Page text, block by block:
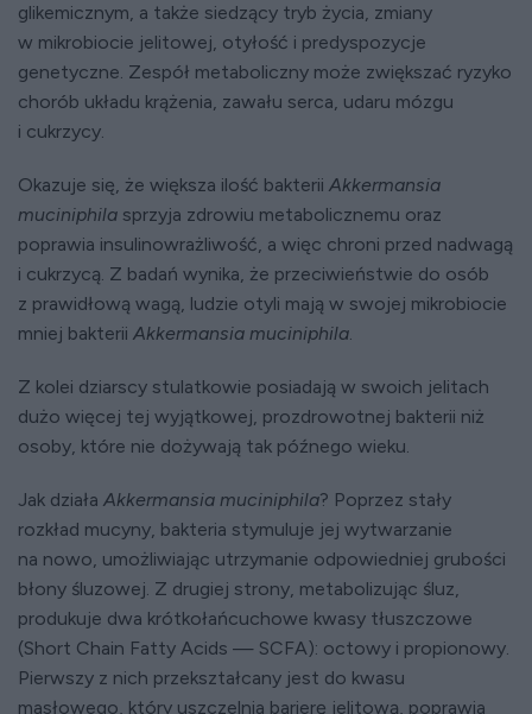
glikemicznym, a także siedzący tryb życia, zmiany
w mikrobiocie jelitowej, otyłość i predyspozycje
genetyczne. Zespół metaboliczny może zwiększać ryzyko
chorób układu krążenia, zawału serca, udaru mózgu
i cukrzycy.
Okazuje się, że większa ilość bakterii Akkermansia
muciniphila sprzyja zdrowiu metabolicznemu oraz
poprawia insulinowrażliwość, a więc chroni przed nadwagą
i cukrzycą. Z badań wynika, że przeciwieństwie do osób
z prawidłową wagą, ludzie otyli mają w swojej mikrobiocie
mniej bakterii Akkermansia muciniphila.
Z kolei dziarscy stulatkowie posiadają w swoich jelitach
dużo więcej tej wyjątkowej, prozdrowotnej bakterii niż
osoby, które nie dożywają tak późnego wieku.
Jak działa Akkermansia muciniphila? Poprzez stały
rozkład mucyny, bakteria stymuluje jej wytwarzanie
na nowo, umożliwiając utrzymanie odpowiedniej grubości
błony śluzowej. Z drugiej strony, metabolizując śluz,
produkuje dwa krótkołańcuchowe kwasy tłuszczowe
(Short Chain Fatty Acids — SCFA): octowy i propionowy.
Pierwszy z nich przekształcany jest do kwasu
masłowego, który uszczelnia barierę jelitową, poprawia